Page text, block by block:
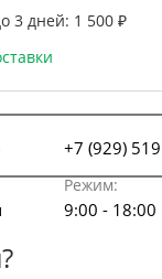
3 дней: 1 500 ₽
+7 (929)
Режим:
9:00 -